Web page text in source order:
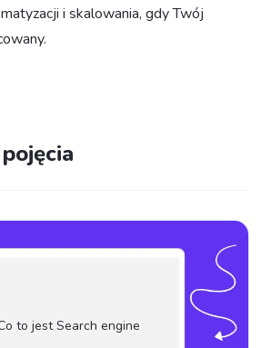
i skalowania, gdy Twój
to jest Search engine